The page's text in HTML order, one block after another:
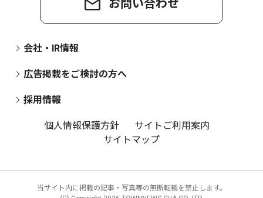
お問い合わせ
会社・IR情報
広告掲載をご検討の方へ
採用情報
個人情報保護方針
サイトご利用案内
サイトマップ
当サイト内に掲載の記事・写真等の無断転載を禁止します。